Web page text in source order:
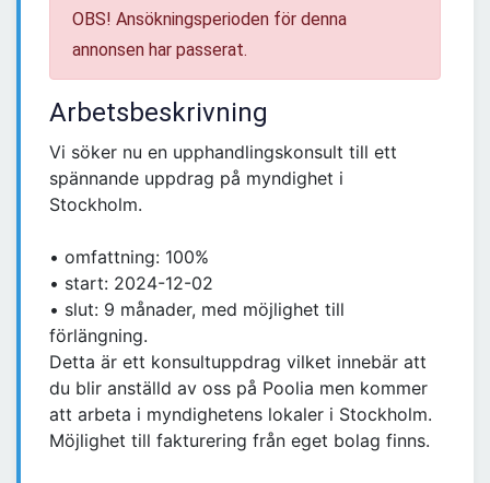
OBS! Ansökningsperioden för denna
annonsen har passerat.
Arbetsbeskrivning
Vi söker nu en upphandlingskonsult till ett
spännande uppdrag på myndighet i
Stockholm.
• omfattning: 100%
• start: 2024-12-02
• slut: 9 månader, med möjlighet till
förlängning.
Detta är ett konsultuppdrag vilket innebär att
du blir anställd av oss på Poolia men kommer
att arbeta i myndighetens lokaler i Stockholm.
Möjlighet till fakturering från eget bolag finns.